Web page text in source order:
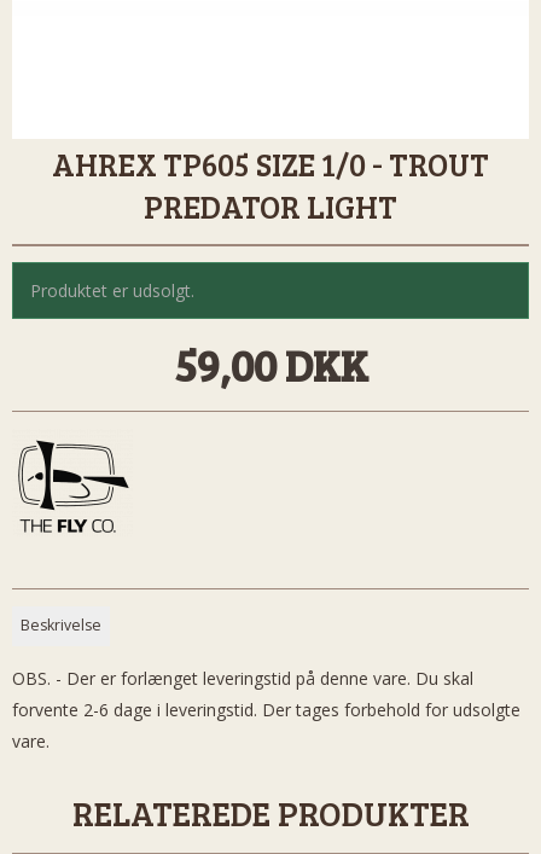
AHREX TP605 SIZE 1/0 - TROUT
PREDATOR LIGHT
Produktet er udsolgt.
59,00 DKK
Beskrivelse
OBS. - Der er forlænget leveringstid på denne vare. Du skal
forvente 2-6 dage i leveringstid. Der tages forbehold for udsolgte
vare.
RELATEREDE PRODUKTER